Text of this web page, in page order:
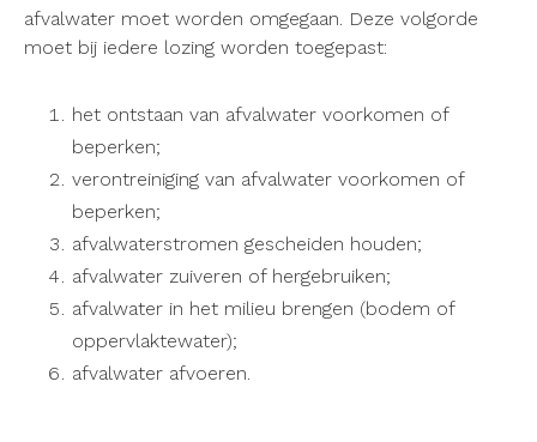
afvalwater moet worden omgegaan. Deze volgorde
moet bij iedere lozing worden toegepast:
het ontstaan van afvalwater voorkomen of
beperken;
verontreiniging van afvalwater voorkomen of
beperken;
afvalwaterstromen gescheiden houden;
afvalwater zuiveren of hergebruiken;
afvalwater in het milieu brengen (bodem of
oppervlaktewater);
afvalwater afvoeren.